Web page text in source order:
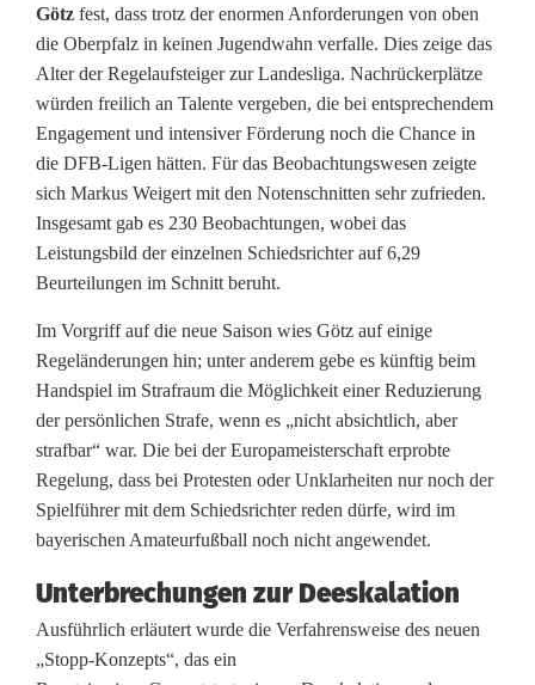
g
e
w
a
p
p
n
e
t
Götz fest, dass trotz der enormen Anforderungen von oben
die Oberpfalz in keinen Jugendwahn verfalle. Dies zeige das
Alter der Regelaufsteiger zur Landesliga. Nachrückerplätze
würden freilich an Talente vergeben, die bei entsprechendem
Engagement und intensiver Förderung noch die Chance in
die DFB-Ligen hätten. Für das Beobachtungswesen zeigte
sich Markus Weigert mit den Notenschnitten sehr zufrieden.
Insgesamt gab es 230 Beobachtungen, wobei das
Leistungsbild der einzelnen Schiedsrichter auf 6,29
Beurteilungen im Schnitt beruht.
Im Vorgriff auf die neue Saison wies Götz auf einige
Regeländerungen hin; unter anderem gebe es künftig beim
Handspiel im Strafraum die Möglichkeit einer Reduzierung
der persönlichen Strafe, wenn es „nicht absichtlich, aber
strafbar“ war. Die bei der Europameisterschaft erprobte
Regelung, dass bei Protesten oder Unklarheiten nur noch der
Spielführer mit dem Schiedsrichter reden dürfe, wird im
bayerischen Amateurfußball noch nicht angewendet.
Unterbrechungen zur Deeskalation
Ausführlich erläutert wurde die Verfahrensweise des neuen
„Stopp-Konzepts“, das ein